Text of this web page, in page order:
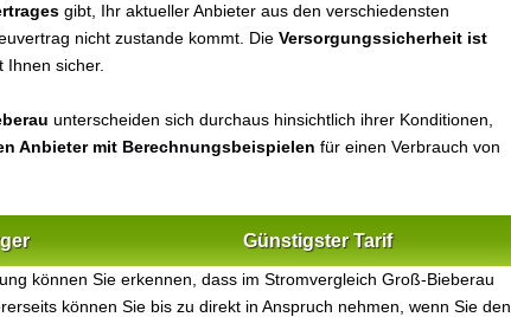
gibt, Ihr aktueller Anbieter aus den verschiedensten
nicht zustande kommt. Die Versorgungssicherheit ist
Ihnen sicher.
unterscheiden sich durchaus hinsichtlich ihrer Konditionen,
Anbieter mit Berechnungsbeispielen für einen Verbrauch von
Günstigster Tarif
können Sie erkennen, dass im Stromvergleich Groß-Bieberau
können Sie bis zu direkt in Anspruch nehmen, wenn Sie den